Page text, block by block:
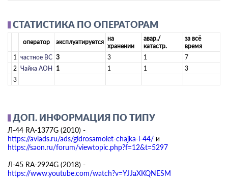
СТАТИСТИКА ПО ОПЕРАТОРАМ
оператор эксплуатируется на
хранении
авар./
катастр.
за всё
время
1 ­частное ВС­ 3 3 1
7
2 Чайка АОН 1 1 1
3
3
ДОП. ИНФОРМАЦИЯ ПО ТИПУ
Л-44 RA-1377G (2010) -
https://aviads.ru/ads/gidrosamolet-chajka-l-44/ и
https://saon.ru/forum/viewtopic.php?f=12&t=5297
Л-45 RA-2924G (2018) -
https://www.youtube.com/watch?v=YJJaXKQNESM